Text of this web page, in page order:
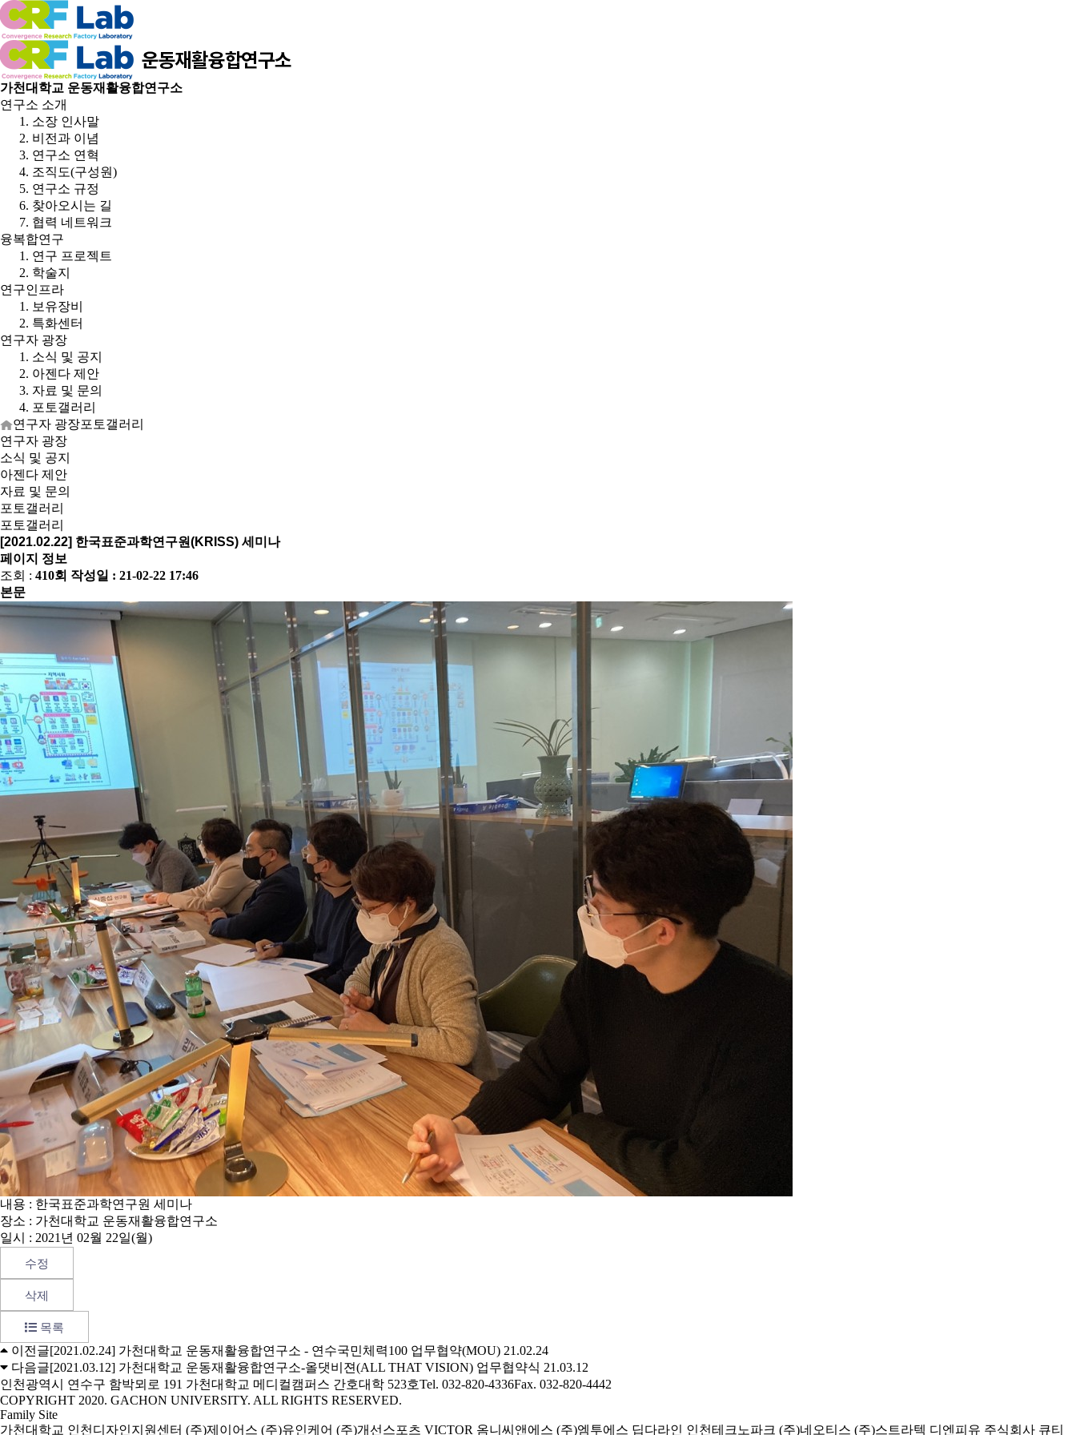
가천대학교 운동재활융합연구소
연구소 소개
소장 인사말
비전과 이념
연구소 연혁
조직도(구성원)
연구소 규정
찾아오시는 길
협력 네트워크
융복합연구
연구 프로젝트
학술지
연구인프라
보유장비
특화센터
연구자 광장
소식 및 공지
아젠다 제안
자료 및 문의
포토갤러리
연구자 광장포토갤러리
연구자 광장
소식 및 공지
아젠다 제안
자료 및 문의
포토갤러리
포토갤러리
[2021.02.22] 한국표준과학연구원(KRISS) 세미나
페이지 정보
조회 : 410회 작성일 : 21-02-22 17:46
본문
내용 : 한국표준과학연구원 세미나
장소 : 가천대학교 운동재활융합연구소
일시 : 2021년 02월 22일(월)
수정
삭제
목록
이전글[2021.02.24] 가천대학교 운동재활융합연구소 - 연수국민체력100 업무협약(MOU) 21.02.24
다음글[2021.03.12] 가천대학교 운동재활융합연구소-올댓비젼(ALL THAT VISION) 업무협약식 21.03.12
인천광역시 연수구 함박뫼로 191 가천대학교 메디컬캠퍼스 간호대학 523호Tel. 032-820-4336Fax. 032-820-4442
COPYRIGHT 2020. GACHON UNIVERSITY. ALL RIGHTS RESERVED.
Family Site
가천대학교 인천디자인지원센터 (주)제이어스 (주)유인케어 (주)개선스포츠 VICTOR 옴니씨앤에스 (주)엠투에스 딥다라인 인천테크노파크 (주)네오티스 (주)스트라텍 디엔피유 주식회사 큐티